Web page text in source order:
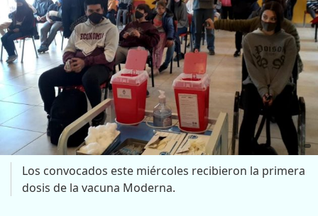
Los convocados este miércoles recibieron la primera
dosis de la vacuna Moderna.